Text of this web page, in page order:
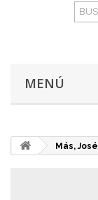
MENÚ
Más, José